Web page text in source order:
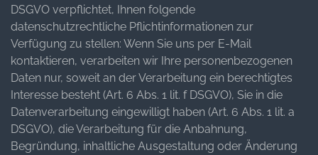
DSGVO verpflichtet, Ihnen folgende
datenschutzrechtliche Pflichtinformationen zur
Verfügung zu stellen: Wenn Sie uns per E-Mail
kontaktieren, verarbeiten wir Ihre personenbezogenen
Daten nur, soweit an der Verarbeitung ein berechtigtes
Interesse besteht (Art. 6 Abs. 1 lit. f DSGVO), Sie in die
Datenverarbeitung eingewilligt haben (Art. 6 Abs. 1 lit. a
DSGVO), die Verarbeitung für die Anbahnung,
Begründung, inhaltliche Ausgestaltung oder Änderung